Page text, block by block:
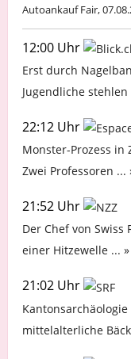
Autoankauf Fair,
12:00 Uhr
Erst durch
Jugendliche
22:12 Uhr
Monster-Prozess in
Zwei Professoren ...
21:52 Uhr
Der Chef von Swiss
einer Hitzewelle ... »
21:02 Uhr
mittelalterliche